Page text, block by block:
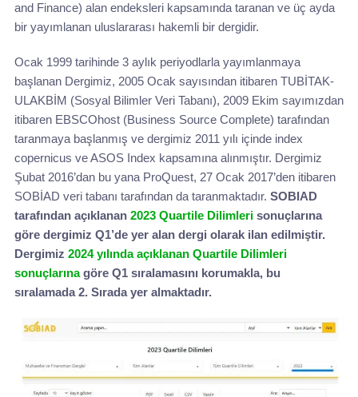
and Finance) alan endeksleri kapsamında taranan ve üç ayda
bir yayımlanan uluslararası hakemli bir dergidir.
Ocak 1999 tarihinde 3 aylık periyodlarla yayımlanmaya
başlanan Dergimiz, 2005 Ocak sayısından itibaren TUBİTAK-
ULAKBİM (Sosyal Bilimler Veri Tabanı), 2009 Ekim sayımızdan
itibaren EBSCOhost (Business Source Complete) tarafından
taranmaya başlanmış ve dergimiz 2011 yılı içinde index
copernicus ve ASOS Index kapsamına alınmıştır. Dergimiz
Şubat 2016’dan bu yana ProQuest, 27 Ocak 2017’den itibaren
SOBİAD veri tabanı tarafından da taranmaktadır. SOBIAD
tarafından açıklanan 2023 Quartile Dilimlerisonuçlarına
göre dergimiz Q1’de yer alan dergi olarak ilan edilmiştir.
Dergimiz 2024 yılında açıklanan Quartile Dilimleri
sonuçlarınagöre Q1 sıralamasını korumakla, bu
sıralamada 2. Sırada yer almaktadır.